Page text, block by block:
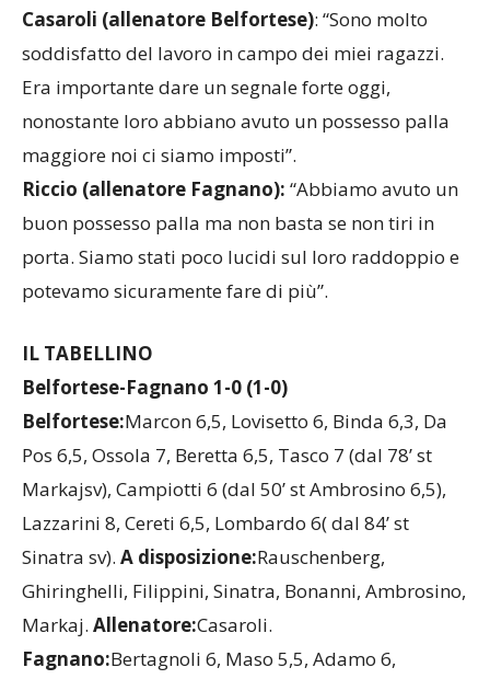
Casaroli (allenatore Belfortese): “Sono molto
soddisfatto del lavoro in campo dei miei ragazzi.
Era importante dare un segnale forte oggi,
nonostante loro abbiano avuto un possesso palla
maggiore noi ci siamo imposti”.
Riccio (allenatore Fagnano): “Abbiamo avuto un
buon possesso palla ma non basta se non tiri in
porta. Siamo stati poco lucidi sul loro raddoppio e
potevamo sicuramente fare di più”.
IL TABELLINO
Belfortese-Fagnano 1-0 (1-0)
Belfortese:Marcon 6,5, Lovisetto 6, Binda 6,3, Da
Pos 6,5, Ossola 7, Beretta 6,5, Tasco 7 (dal 78’ st
Markajsv), Campiotti 6 (dal 50’ st Ambrosino 6,5),
Lazzarini 8, Cereti 6,5, Lombardo 6( dal 84’ st
Sinatra sv). A disposizione:Rauschenberg,
Ghiringhelli, Filippini, Sinatra, Bonanni, Ambrosino,
Markaj. Allenatore:Casaroli.
Fagnano:Bertagnoli 6, Maso 5,5, Adamo 6,